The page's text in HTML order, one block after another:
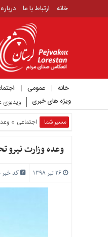
خانه ارتباط با ما
خانه عمومی
ارتباط
ویژه های خبری ویدیوی
مسیر شما اجتماعی »
وعده وزارت نیرو
کد خبر 2485